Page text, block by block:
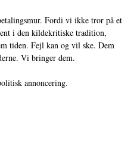
Fordi vi ikke tror på et
i den kildekritiske tradition,
tiden. Fejl kan og vil ske. Dem
Vi bringer dem.
annoncering.